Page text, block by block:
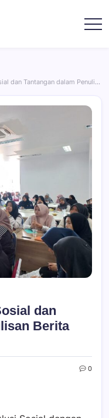
dalam Penulisan Berita yang Objektif
dan
Berita
0